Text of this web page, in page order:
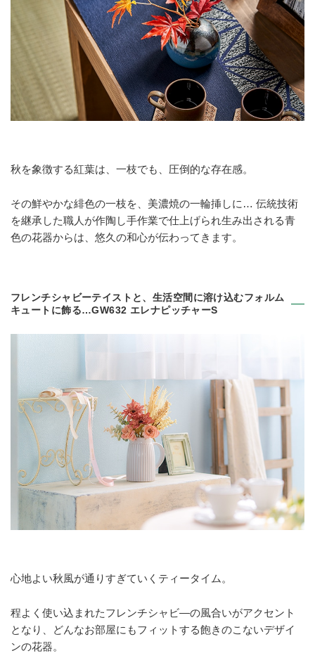
秋を象徴する紅葉は、一枝でも、圧倒的な存在感。
その鮮やかな緋色の一枝を、美濃焼の一輪挿しに… 伝統技術
を継承した職人が作陶し手作業で仕上げられ生み出される青
色の花器からは、悠久の和心が伝わってきます。
フレンチシャビーテイストと、生活空間に溶け込むフォルム
キュートに飾る…GW632 エレナピッチャーS
心地よい秋風が通りすぎていくティータイム。
程よく使い込まれたフレンチシャビ―の風合いがアクセント
となり、どんなお部屋にもフィットする飽きのこないデザイ
ンの花器。